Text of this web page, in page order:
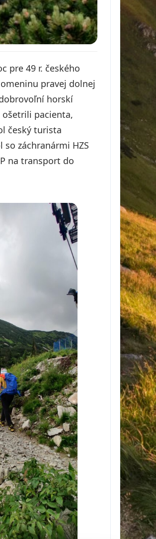
pre 49 r. českého
pravej dolnej
horskí
ošetrili pacienta,
český turista
záchranármi HZS
na transport do